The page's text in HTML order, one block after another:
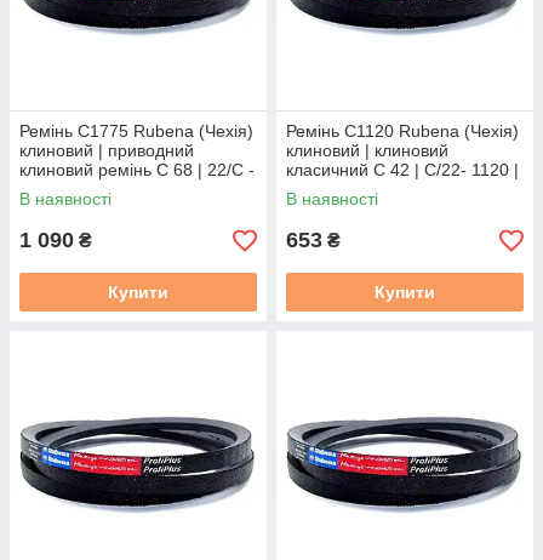
Ремінь C1775 Rubena (Чехія)
клиновий | приводний
клиновий ремінь C 68 | 22/C -
1775 | С(В)-1775
В наявності
1 090 ₴
Купити
Ремінь C1120 Rubena (Чехія)
клиновий | клиновий
класичний C 42 | C/22- 1120 |
С(В)-1120
В наявності
653 ₴
Купити